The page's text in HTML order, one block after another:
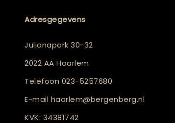
Adresgegevens
Julianapark 30-32
2022 AA Haarlem
Telefoon 023-5257680
E-mail haarlem@bergenberg.nl
KVK: 34381742